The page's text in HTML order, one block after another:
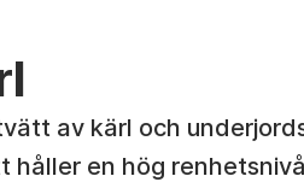
av kärl och
håller en hög